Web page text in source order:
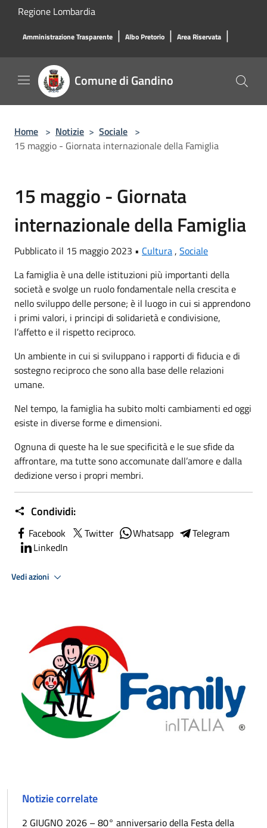
Salta al contenuto principale
Regione Lombardia
Amministrazione Trasparente | Albo Pretorio | Area Riservata |
Comune di Gandino
Home > Notizie > Sociale >
15 maggio - Giornata internazionale della Famiglia
15 maggio - Giornata
internazionale della Famiglia
Pubblicato il 15 maggio 2023 • Cultura, Sociale
La famiglia è una delle istituzioni più importanti della
società e svolge un ruolo fondamentale nella crescita e
nello sviluppo delle persone; è il luogo in cui si apprendono
i primi valori, i principi di solidarietà e condivisione,
l’affetto e il rispetto reciproco.
Un ambiente in cui si sviluppano i rapporti di fiducia e di
sostegno reciproco che sono alla base delle relazioni
umane.
Nel tempo, la famiglia ha subito molti cambiamenti ed oggi
esiste in diverse forme e dimensioni.
Ognuna di queste ha le sue specificità e le sue sfide da
affrontare, ma tutte sono accomunate dall’amore e dalla
dedizione verso i propri membri.
Condividi:
Facebook Twitter Whatsapp
Telegram
LinkedIn
Vedi azioni
Notizie correlate
2 GIUGNO 2026 – 80° anniversario della Festa della